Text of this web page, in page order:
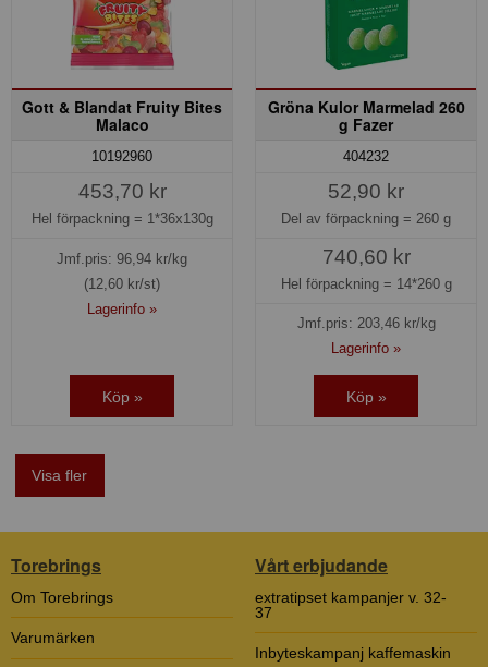
Gott & Blandat Fruity Bites
Malaco
10192960
453,70 kr
Hel förpackning = 1*36x130g
Jmf.pris: 96,94 kr/kg
(12,60 kr/st)
Lagerinfo »
Köp »
Gröna Kulor Marmelad 260
g Fazer
404232
52,90 kr
Del av förpackning = 260 g
740,60 kr
Hel förpackning = 14*260 g
Jmf.pris: 203,46kr/kg
Lagerinfo »
Köp »
Visa fler
Torebrings
Om Torebrings
Varumärken
Vårt erbjudande
extratipset kampanjer v. 32-
37
Inbyteskampanj kaffemaskin